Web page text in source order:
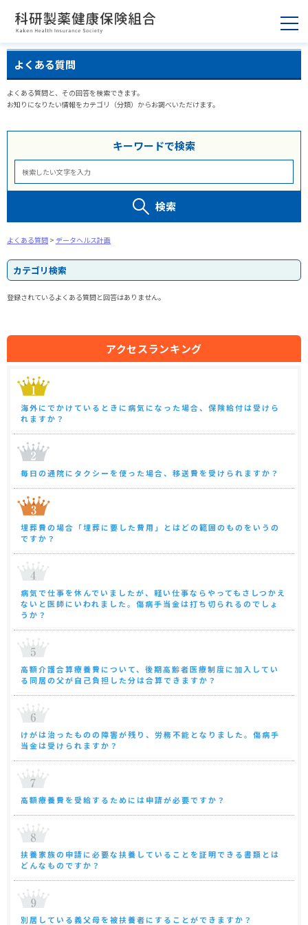
よくある質問
よくある質問と、その回答を検索できます。
お知りになりたい情報をカテゴリ（分類）からお調べいただけます。
キーワードで検索
検索
よくある質問 > データヘルス計画
カテゴリ検索
登録されているよくある質問と回答はありません。
アクセスランキング
海外にでかけているときに病気になった場合、保険給付は受けら
れますか？
毎日の通院にタクシーを使った場合、移送費を受けられますか？
埋葬費の場合「埋葬に要した費用」とはどの範囲のものをいうの
ですか？
病気で仕事を休んでいましたが、軽い仕事ならやってもさしつかえ
ないと医師にいわれました。傷病手当金は打ち切られるのでしょ
うか？
高額介護合算療養費について、後期高齢者医療制度に加入してい
る同居の父が自己負担した分は合算できますか？
けがは治ったものの障害が残り、労務不能となりました。傷病手
当金は受けられますか？
高額療養費を受給するためには申請が必要ですか？
扶養家族の申請に必要な扶養していることを証明できる書類とは
どんなものですか？
別居している義父母を被扶養者にすることができますか？